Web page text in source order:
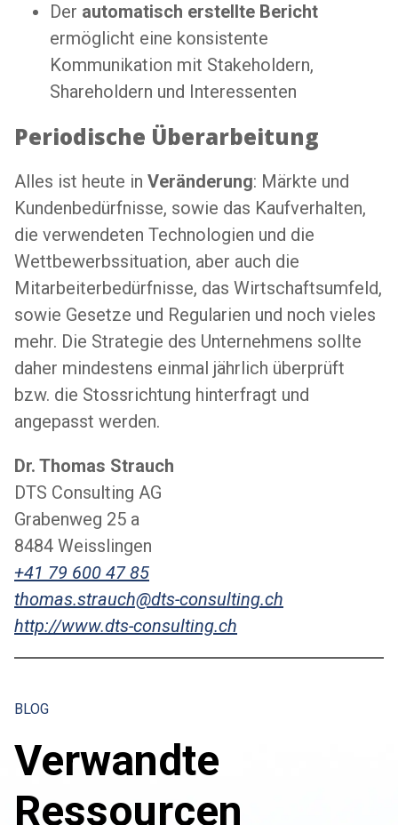
Der automatisch erstellte Bericht
ermöglicht eine konsistente
Kommunikation mit Stakeholdern,
Shareholdern und Interessenten
Periodische Überarbeitung
Alles ist heute in Veränderung: Märkte und
Kundenbedürfnisse, sowie das Kaufverhalten,
die verwendeten Technologien und die
Wettbewerbssituation, aber auch die
Mitarbeiterbedürfnisse, das Wirtschaftsumfeld,
sowie Gesetze und Regularien und noch vieles
mehr. Die Strategie des Unternehmens sollte
daher mindestens einmal jährlich überprüft
bzw. die Stossrichtung hinterfragt und
angepasst werden.
Dr. Thomas Strauch
DTS Consulting AG
Grabenweg 25 a
8484 Weisslingen
+41 79 600 47 85
thomas.strauch@dts-consulting.ch
http://www.dts-consulting.ch
BLOG
Verwandte
Ressourcen